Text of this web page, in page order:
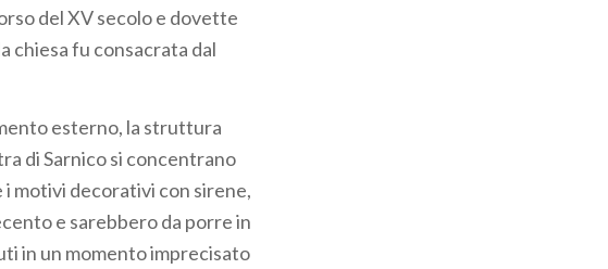
del XV secolo e dovette
chiesa fu consacrata dal
esterno, la struttura
di Sarnico si concentrano
motivi decorativi con sirene,
e sarebbero da porre in
in un momento imprecisato